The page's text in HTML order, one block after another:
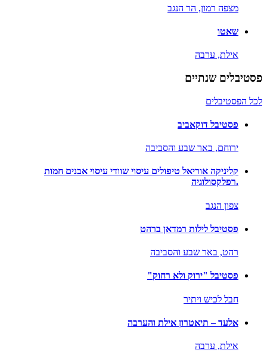
מצפה רמון, הר הנגב
שאטו
אילת, ערבה
פסטיבלים שנתיים
לכל הפסטיבלים
פסטיבל דוקאביב
ירוחם, באר שבע והסביבה
קליניקה אוריאל טיפולים עיסוי שוודי עיסוי אבנים חמות
.רפלקסולוגיה
צפון הנגב
פסטיבל לילות רמדאן ברהט
רהט, באר שבע והסביבה
פסטיבל "ירוק ולא רחוק"
חבל לכיש ויתיר
אלעד – תיאטרון אילת והערבה
אילת, ערבה